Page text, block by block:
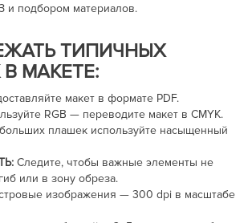
подбором материалов.
ТИПИЧНЫХ
МАКЕТЕ:
макет в формате PDF.
RGB — переводите макет в CMYK.
плашек используйте насыщенный
Следите, чтобы важные элементы не
или в зону обреза.
изображения — 300 dpi в масштабе